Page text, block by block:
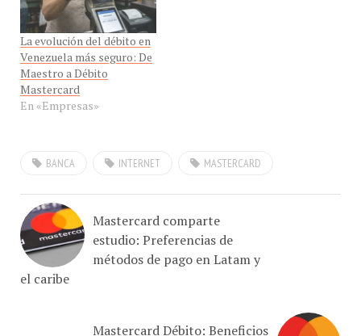
La evolución del débito en
Venezuela más seguro: De
Maestro a Débito
Mastercard
En «Empresas»
estudio: Preferencias de
métodos de pago en Latam y
el caribe